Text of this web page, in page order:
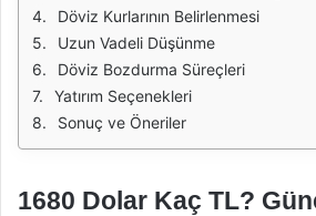
Döviz Kurlarının Belirlenmesi
Uzun Vadeli Düşünme
Döviz Bozdurma Süreçleri
Yatırım Seçenekleri
Sonuç ve Öneriler
1680 Dolar Kaç TL?